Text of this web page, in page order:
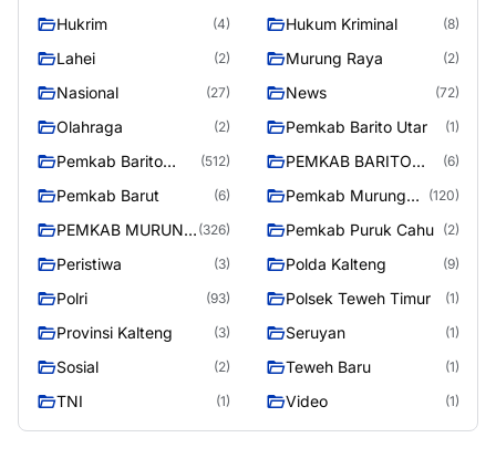
Hukrim (4) Hukum Kriminal (8)
Lahei (2) Murung Raya (2)
Nasional (27) News (72)
Olahraga (2) Pemkab Barito Utar (1)
Pemkab Barito
(512)
PEMKAB BARITO
(6)
Pemkab Barut (6)
Pemkab Murung
(120)
PEMKAB MURUNG (326) Pemkab Puruk Cahu (2)
Peristiwa (3) Polda Kalteng (9)
Polri (93) Polsek Teweh Timur (1)
Provinsi Kalteng (3) Seruyan (1)
Sosial (2) Teweh Baru (1)
TNI (1) Video (1)